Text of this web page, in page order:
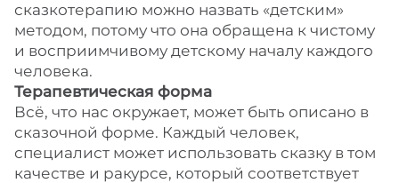
сказкотерапию можно назвать «детским»
методом, потому что она обращена к чистому
и восприимчивому детскому началу каждого
человека.
Терапевтическая форма
Всё, что нас окружает, может быть описано в
сказочной форме. Каждый человек,
специалист может использовать сказку в том
качестве и ракурсе, который соответствует